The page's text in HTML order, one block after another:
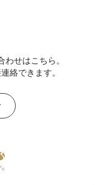
せはこちら。
絡できます。